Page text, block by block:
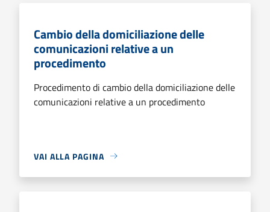
Cambio della domiciliazione delle
comunicazioni relative a un
procedimento
Procedimento di cambio della domiciliazione delle
comunicazioni relative a un procedimento
VAI ALLA PAGINA